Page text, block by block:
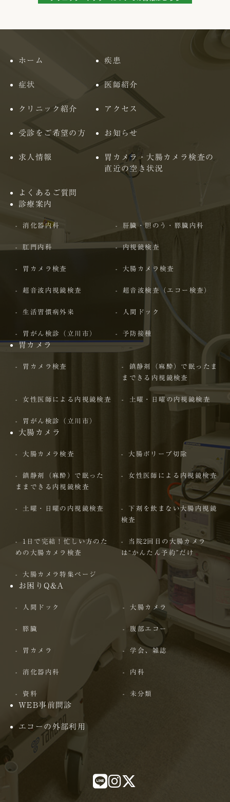
ホーム 疾患
症状 医師紹介
クリニック紹介 アクセス
受診をご希望の方 お知らせ
求人情報
胃カメラ・大腸カメラ検査の
直近の空き状況
よくあるご質問
診療案内
消化器内科 肝臓・胆のう・膵臓内科
肛門内科 内視鏡検査
胃カメラ検査 大腸カメラ検査
超音波内視鏡検査 超音波検査（エコー検査）
生活習慣病外来 人間ドック
胃がん検診（立川市） 予防接種
胃カメラ
胃カメラ検査
鎮静剤（麻酔）で眠ったま
まできる内視鏡検査
女性医師による内視鏡検査 土曜・日曜の内視鏡検査
胃がん検診（立川市）
大腸カメラ
大腸カメラ検査 大腸ポリープ切除
鎮静剤（麻酔）で眠った
ままできる内視鏡検査
女性医師による内視鏡検査
土曜・日曜の内視鏡検査
下剤を飲まない大腸内視鏡
検査
1日で完結！忙しい方のた
めの大腸カメラ検査
当院2回目の大腸カメラ
は“かんたん予約”だけ
大腸カメラ特集ページ
お困りQ&A
人間ドック 大腸カメラ
膵臓 腹部エコー
胃カメラ 学会、雑誌
消化器内科 内科
資料 未分類
WEB事前問診
エコーの外部利用